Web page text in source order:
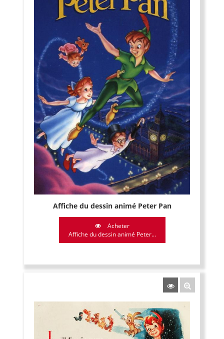
Affiche du dessin animé Peter Pan
Acheter
Affiche du dessin animé Peter...